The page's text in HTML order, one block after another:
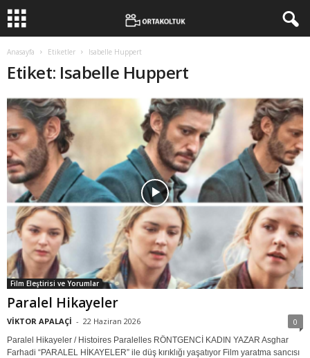
Anasayfa Etiketler Isabelle Huppert
Etiket: Isabelle Huppert
Film Eleştirisi ve Yorumlar
Paralel Hikayeler
VİKTOR APALAÇİ - 22 Haziran 2026 0
Paralel Hikayeler / Histoires Paralelles RÖNTGENCİ KADIN YAZAR Asghar
Farhadi “PARALEL HİKAYELER” ile düş kırıklığı yaşatıyor Film yaratma sancısı